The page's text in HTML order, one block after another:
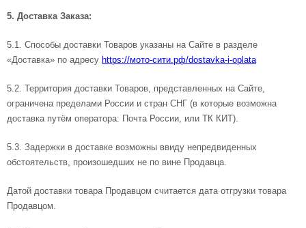
5. Доставка Заказа:
5.1. Способы доставки Товаров указаны на Сайте в разделе
«Доставка» по адресу https://мото-сити.рф/dostavka-i-oplata
5.2. Территория доставки Товаров, представленных на Сайте,
ограничена пределами России и стран СНГ (в которые возможна
доставка путём оператора: Почта России, или ТК КИТ).
5.3. Задержки в доставке возможны ввиду непредвиденных
обстоятельств, произошедших не по вине Продавца.
Датой доставки товара Продавцом считается дата отгрузки товара
Продавцом.